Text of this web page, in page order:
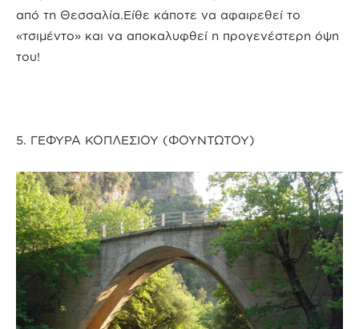
από τη Θεσσαλία.Είθε κάποτε να αφαιρεθεί το
«τσιμέντο» και να αποκαλυφθεί η προγενέστερη όψη
του!
5. ΓΕΦΥΡΑ ΚΟΠΛΕΣΙΟΥ (ΦΟΥΝΤΩΤΟΥ)